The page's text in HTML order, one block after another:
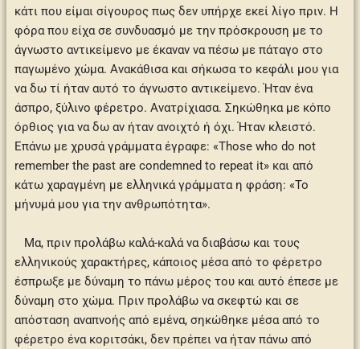
κάτι που είμαι σίγουρος πως δεν υπήρχε εκεί λίγο πριν. Η
φόρα που είχα σε συνδυασμό με την πρόσκρουση με το
άγνωστο αντικείμενο με έκαναν να πέσω με πάταγο στο
παγωμένο χώμα. Ανακάθισα και σήκωσα το κεφάλι μου για
να δω τί ήταν αυτό το άγνωστο αντικείμενο. Ήταν ένα
άσπρο, ξύλινο φέρετρο. Ανατρίχιασα. Σηκώθηκα με κόπο
όρθιος για να δω αν ήταν ανοιχτό ή όχι. Ήταν κλειστό.
Επάνω με χρυσά γράμματα έγραφε: «Those who do not
remember the past are condemned to repeat it» και από
κάτω χαραγμένη με ελληνικά γράμματα η φράση: «Το
μήνυμά μου για την ανθρωπότητα».
Μα, πριν προλάβω καλά-καλά να διαβάσω και τους
ελληνικούς χαρακτήρες, κάποιος μέσα από το φέρετρο
έσπρωξε με δύναμη το πάνω μέρος του και αυτό έπεσε με
δύναμη στο χώμα. Πριν προλάβω να σκεφτώ και σε
απόσταση αναπνοής από εμένα, σηκώθηκε μέσα από το
φέρετρο ένα κοριτσάκι, δεν πρέπει να ήταν πάνω από